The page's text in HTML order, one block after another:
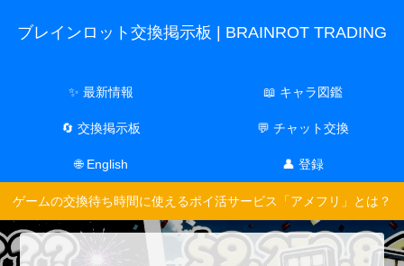
ブレインロット交換掲示板 | BRAINROT TRADING
✨ 最新情報 📖 キャラ図鑑
🔄 交換掲示板 💬 チャット交換
🌐 English 👤 登録
ゲームの交換待ち時間に使えるポイ活サービス「アメフリ」とは？